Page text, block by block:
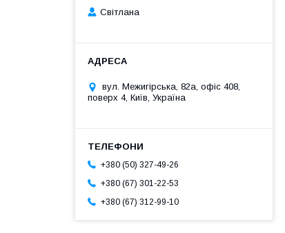
Світлана
вул. Межигірська, 82а, офіс 408,
поверх 4, Київ, Україна
+380 (50) 327-49-26
+380 (67) 301-22-53
+380 (67) 312-99-10